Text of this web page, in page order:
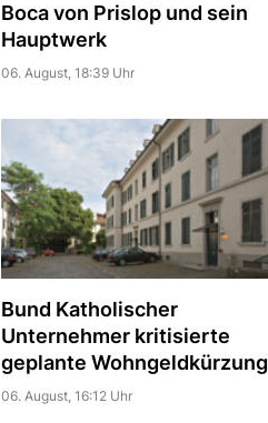
Boca von Prislop und sein
Hauptwerk
06. August, 18:39 Uhr
Bund Katholischer
Unternehmer kritisierte
geplante Wohngeldkürzung
06. August, 16:12 Uhr